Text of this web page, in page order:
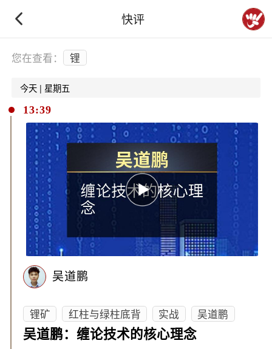
快评
下拉刷新
您在查看： 锂
今天 | 星期五
13:39
吴道鹏
锂矿 红柱与绿柱底背 实战
吴道鹏
吴道鹏：缠论技术的核心理念